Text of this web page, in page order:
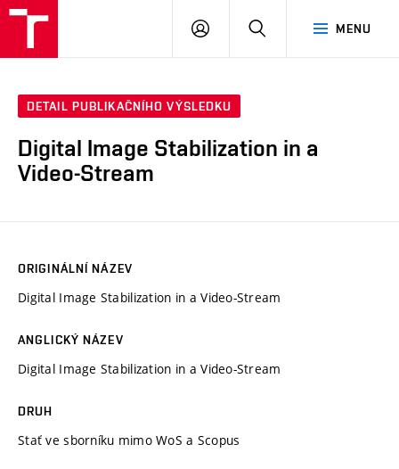
MENU
PŘIHLÁSIT
DETAIL PUBLIKAČNÍHO VÝSLEDKU
Digital Image Stabilization in a
Video-Stream
ORIGINÁLNÍ NÁZEV
Digital Image Stabilization in a Video-Stream
ANGLICKÝ NÁZEV
Digital Image Stabilization in a Video-Stream
DRUH
Stať ve sborníku mimo WoS a Scopus